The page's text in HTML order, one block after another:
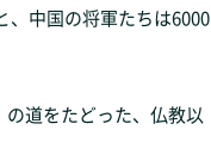
、中国の将軍たちは6000
道をたどった、仏教以